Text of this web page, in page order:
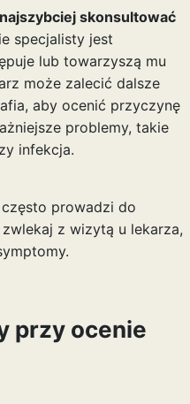
skonsultować
specjalisty jest
lub towarzyszą mu
może zalecić dalsze
aby ocenić przyczynę
problemy, takie
infekcja.
prowadzi do
z wizytą u lekarza,
przy ocenie